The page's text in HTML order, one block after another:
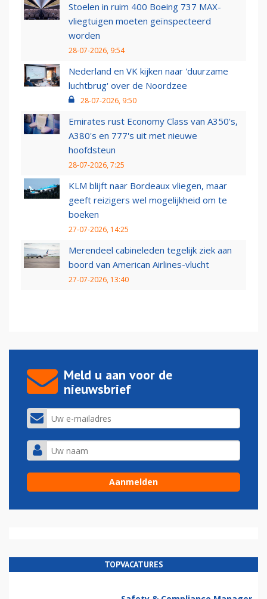
Stoelen in ruim 400 Boeing 737 MAX-
vliegtuigen moeten geïnspecteerd
worden
28-07-2026, 9:54
Nederland en VK kijken naar 'duurzame
luchtbrug' over de Noordzee
28-07-2026, 9:50
Emirates rust Economy Class van A350's,
A380's en 777's uit met nieuwe
hoofdsteun
28-07-2026, 7:25
KLM blijft naar Bordeaux vliegen, maar
geeft reizigers wel mogelijkheid om te
boeken
27-07-2026, 14:25
Merendeel cabineleden tegelijk ziek aan
boord van American Airlines-vlucht
27-07-2026, 13:40
Meld u aan voor de
nieuwsbrief
TOPVACATURES